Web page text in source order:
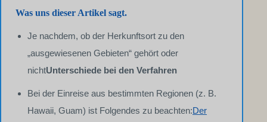
Was uns dieser Artikel sagt.
Je nachdem, ob der Herkunftsort zu den
„ausgewiesenen Gebieten“ gehört oder
nichtUnterschiede bei den Verfahren
Bei der Einreise aus bestimmten Regionen (z. B.
Hawaii, Guam) ist Folgendes zu beachten:Der